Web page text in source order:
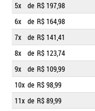
5x
de R$ 197,98
6x
de R$ 164,98
7x
de R$ 141,41
8x
de R$ 123,74
9x
de R$ 109,99
10x de R$ 98,99
11x de R$ 89,99